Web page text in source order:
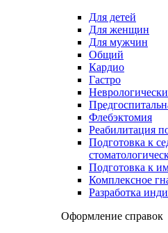
Для детей
Для женщин
Для мужчин
Общий
Кардио
Гастро
Флебэктомия
Реабилитация
Подготовка к
Подготовка к
Комплексное
Разработка
Оформление справок